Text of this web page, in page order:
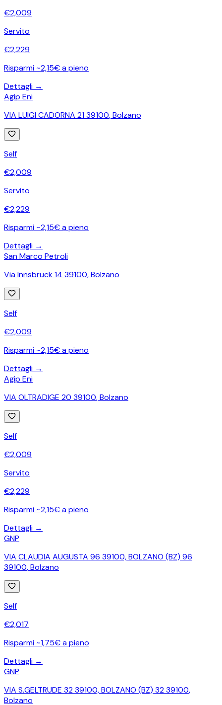
€2,009
Servito
€2,229
Risparmi ~2,15€ a pieno
Dettagli →
Agip Eni
VIA LUIGI CADORNA 21 39100,Bolzano
Self
€2,009
Servito
€2,229
Risparmi ~2,15€ a pieno
Dettagli →
San Marco Petroli
Via Innsbruck 14 39100,Bolzano
Self
€2,009
Risparmi ~2,15€ a pieno
Dettagli →
Agip Eni
VIA OLTRADIGE 20 39100,Bolzano
Self
€2,009
Servito
€2,229
Risparmi ~2,15€ a pieno
Dettagli →
GNP
VIA CLAUDIA AUGUSTA 96 39100, BOLZANO (BZ) 96
39100,Bolzano
Self
€2,017
Risparmi ~1,75€ a pieno
Dettagli →
GNP
VIA S.GELTRUDE 32 39100, BOLZANO (BZ) 32 39100,
Bolzano